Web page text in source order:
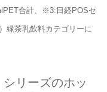
合計、※3:日経POSセ
緑茶乳飲料カテゴリーに
リーズのホッ